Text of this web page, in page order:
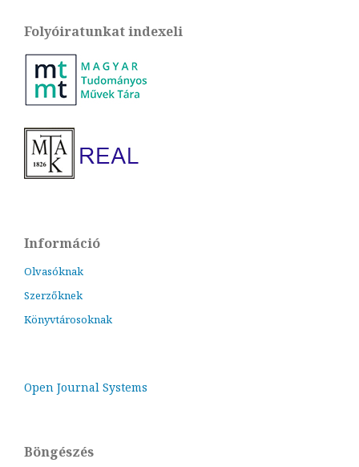
Folyóiratunkat indexeli
Információ
Olvasóknak
Szerzőknek
Könyvtárosoknak
Open Journal Systems
Böngészés